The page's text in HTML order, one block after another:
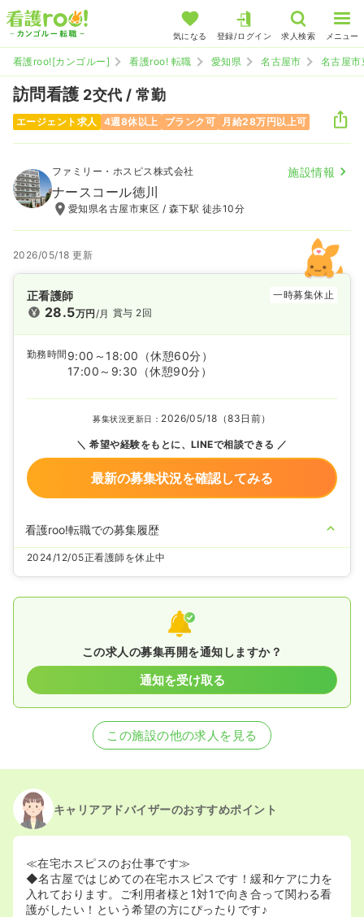
気になる 登録/ログイン 求人検索 メニュー
看護roo![カンゴルー] 看護roo! 転職 愛知県 名古屋市 名古屋市
訪問看護 2交代 / 常勤
エージェント求人 4週8休以上 ブランク可 月給28万円以上可
ファミリー・ホスピス株式会社 施設情報
ナースコール徳川
愛知県名古屋市東区 / 森下駅 徒歩10分
2026/05/18 更新
正看護師 一時募集休止
28.5万円/月 賞与 2回
勤務時間 9:00～18:00
（休憩60分）
17:00～9:30
（休憩90分）
募集状況更新日： 2026/05/18（83日前）
希望や経験をもとに、LINEで相談できる
最新の募集状況を確認してみる
看護roo!転職での募集履歴
2024/12/05正看護師を休止中
この求人の募集再開を通知しますか？
通知を受け取る
この施設の他の求人を見る
キャリアアドバイザーのおすすめポイント
≪在宅ホスピスのお仕事です≫
◆名古屋ではじめての在宅ホスピスです！緩和ケアに力を
入れております。ご利用者様と1対1で向き合って関わる看
護がしたい！という希望の方にぴったりです♪